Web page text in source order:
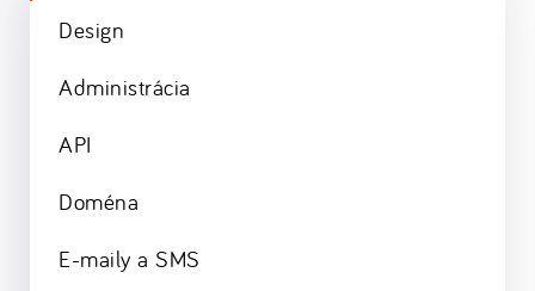
Design
Administrácia
API
Doména
E-maily a SMS